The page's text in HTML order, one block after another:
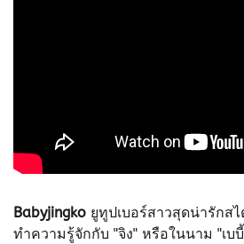
Babyjingko ยูทูปเบอร์สาวสุดน่ารักส
ทำความรู้จักกับ "จิง" หรือในนาม "เบ